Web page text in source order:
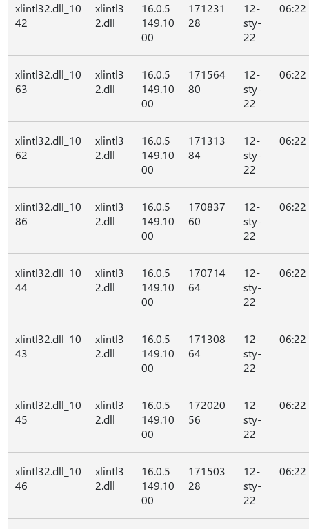
xlintl32.dll_10
42
xlintl3
2.dll
16.0.5
149.10
00
171231
28
12-
sty-
22
06:22
xlintl32.dll_10
63
xlintl3
2.dll
16.0.5
149.10
00
171564
80
12-
sty-
22
06:22
xlintl32.dll_10
62
xlintl3
2.dll
16.0.5
149.10
00
171313
84
12-
sty-
22
06:22
xlintl32.dll_10
86
xlintl3
2.dll
16.0.5
149.10
00
170837
60
12-
sty-
22
06:22
xlintl32.dll_10
44
xlintl3
2.dll
16.0.5
149.10
00
170714
64
12-
sty-
22
06:22
xlintl32.dll_10
43
xlintl3
2.dll
16.0.5
149.10
00
171308
64
12-
sty-
22
06:22
xlintl32.dll_10
45
xlintl3
2.dll
16.0.5
149.10
00
172020
56
12-
sty-
22
06:22
xlintl32.dll_10
46
xlintl3
2.dll
16.0.5
149.10
00
171503
28
12-
sty-
22
06:22